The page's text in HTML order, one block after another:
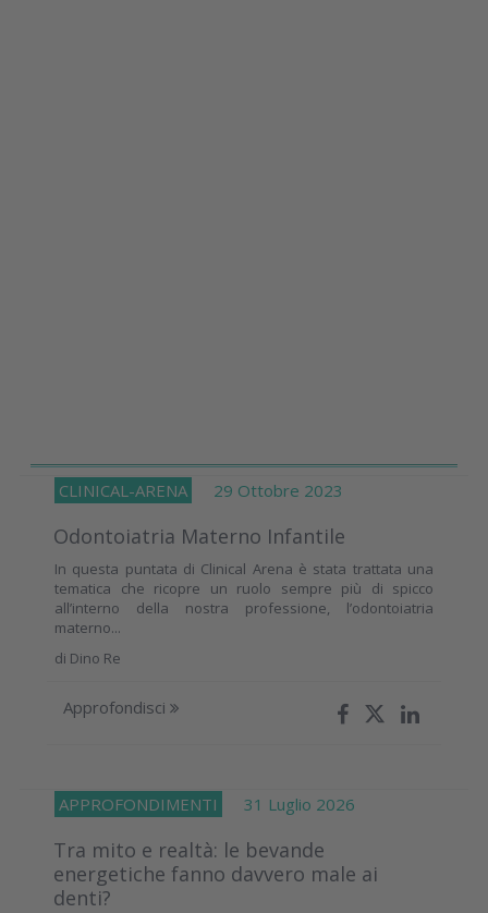
CLINICAL-ARENA 29 Ottobre 2023
Odontoiatria Materno Infantile
In questa puntata di Clinical Arena è stata trattata una
tematica che ricopre un ruolo sempre più di spicco
all’interno della nostra professione, l’odontoiatria
materno...
di Dino Re
Approfondisci
APPROFONDIMENTI 31 Luglio 2026
Tra mito e realtà: le bevande
energetiche fanno davvero male ai
denti?